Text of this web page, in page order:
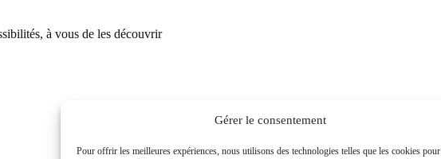
Gérer le consentement
Pour offrir les meilleures expériences, nous utilisons des technologies telles que les cookies pour
à vous de les découvrir